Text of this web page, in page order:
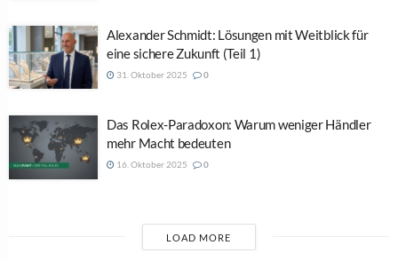
Alexander Schmidt: Lösungen mit Weitblick für
eine sichere Zukunft (Teil 1)
31. Oktober 2025 0
Das Rolex-Paradoxon: Warum weniger Händler
mehr Macht bedeuten
16. Oktober 2025 0
LOAD MORE